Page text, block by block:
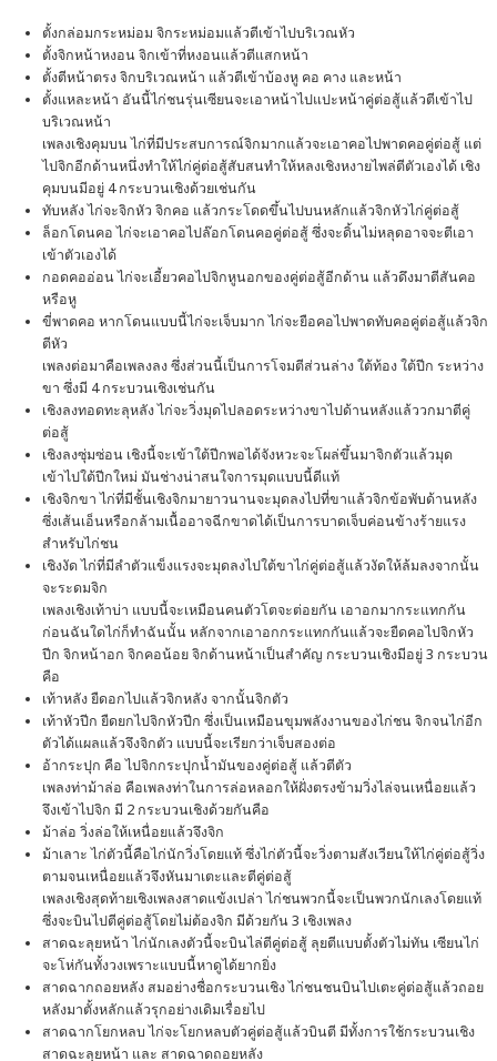
ตั้งกล่อมกระหม่อม จิกระหม่อมแล้วตีเข้าไปบริเวณหัว
ตั้งจิกหน้าหงอน จิกเข้าที่หงอนแล้วตีแสกหน้า
ตั้งตีหน้าตรง จิกบริเวณหน้า แล้วตีเข้าบ้องหู คอ คาง และหน้า
ตั้งแหละหน้า อันนี้ไก่ชนรุ่นเซียนจะเอาหน้าไปแปะหน้าคู่ต่อสู้แล้วตีเข้าไป
บริเวณหน้า
เพลงเชิงคุมบน ไก่ที่มีประสบการณ์จิกมากแล้วจะเอาคอไปพาดคอคู่ต่อสู้ แต่
ไปจิกอีกด้านหนึ่งทำให้ไก่คู่ต่อสู้สับสนทำให้หลงเชิงหงายไพล่ตีตัวเองได้ เชิง
คุมบนมีอยู่ 4 กระบวนเชิงด้วยเช่นกัน
ทับหลัง ไก่จะจิกหัว จิกคอ แล้วกระโดดขึ้นไปบนหลักแล้วจิกหัวไก่คู่ต่อสู้
ล็อกโดนคอ ไก่จะเอาคอไปล๊อกโดนคอคู่ต่อสู้ ซึ่งจะดิ้นไม่หลุดอาจจะตีเอา
เข้าตัวเองได้
กอดคออ่อน ไก่จะเอี้ยวคอไปจิกหูนอกของคู่ต่อสู้อีกด้าน แล้วดึงมาตีสันคอ
หรือหู
ขี่พาดคอ หากโดนแบบนี้ไก่จะเจ็บมาก ไก่จะยือคอไปพาดทับคอคู่ต่อสู้แล้วจิก
ตีหัว
เพลงต่อมาคือเพลงลง ซึ่งส่วนนี้เป็นการโจมตีส่วนล่าง ใต้ท้อง ใต้ปีก ระหว่าง
ขา ซึ่งมี 4 กระบวนเชิงเช่นกัน
เชิงลงทอดทะลุหลัง ไก่จะวิ่งมุดไปลอดระหว่างขาไปด้านหลังแล้ววกมาตีคู่
ต่อสู้
เชิงลงซุ่มซ่อน เชิงนี้จะเข้าใต้ปีกพอได้จังหวะจะโผล่ขึ้นมาจิกตัวแล้วมุด
เข้าไปใต้ปีกใหม่ มันช่างน่าสนใจการมุดแบบนี้ดีแท้
เชิงจิกขา ไก่ที่มีชั้นเชิงจิกมายาวนานจะมุดลงไปที่ขาแล้วจิกข้อพับด้านหลัง
ซึ่งเส้นเอ็นหรือกล้ามเนื้ออาจฉีกขาดได้เป็นการบาดเจ็บค่อนข้างร้ายแรง
สำหรับไก่ชน
เชิงงัด ไก่ที่มีลำตัวแข็งแรงจะมุดลงไปใต้ขาไก่คู่ต่อสู้แล้วงัดให้ล้มลงจากนั้น
จะระดมจิก
เพลงเชิงเท้าบ่า แบบนี้จะเหมือนคนตัวโตจะต่อยกัน เอาอกมากระแทกกัน
ก่อนฉันใดไก่ก็ทำฉันนั้น หลักจากเอาอกกระแทกกันแล้วจะยืดคอไปจิกหัว
ปีก จิกหน้าอก จิกคอน้อย จิกด้านหน้าเป็นสำคัญ กระบวนเชิงมีอยู่ 3 กระบวน
คือ
เท้าหลัง ยืดอกไปแล้วจิกหลัง จากนั้นจิกตัว
เท้าหัวปีก ยืดยกไปจิกหัวปีก ซึ่งเป็นเหมือนขุมพลังงานของไก่ชน จิกจนไก่อีก
ตัวได้แผลแล้วจึงจิกตัว แบบนี้จะเรียกว่าเจ็บสองต่อ
อ้ากระปุก คือ ไปจิกกระปุกน้ำมันของคู่ต่อสู้ แล้วตีตัว
เพลงท่าม้าล่อ คือเพลงท่าในการล่อหลอกให้ฝั่งตรงข้ามวิ่งไล่จนเหนื่อยแล้ว
จึงเข้าไปจิก มี 2 กระบวนเชิงด้วยกันคือ
ม้าล่อ วิ่งล่อให้เหนื่อยแล้วจึงจิก
ม้าเลาะ ไก่ตัวนี้คือไก่นักวิ่งโดยแท้ ซึ่งไก่ตัวนี้จะวิ่งตามสังเวียนให้ไก่คู่ต่อสู้วิ่ง
ตามจนเหนื่อยแล้วจึงหันมาเตะและตีคู่ต่อสู้
เพลงเชิงสุดท้ายเชิงเพลงสาดแข้งเปล่า ไก่ชนพวกนี้จะเป็นพวกนักเลงโดยแท้
ซึ่งจะบินไปตีคู่ต่อสู้โดยไม่ต้องจิก มีด้วยกัน 3 เชิงเพลง
สาดฉะลุยหน้า ไก่นักเลงตัวนี้จะบินไล่ตีคู่ต่อสู้ ลุยตีแบบตั้งตัวไม่ทัน เซียนไก่
จะโห่กันทั้งวงเพราะแบบนี้หาดูได้ยากยิ่ง
สาดฉากถอยหลัง สมอย่างชื่อกระบวนเชิง ไก่ชนชนบินไปเตะคู่ต่อสู้แล้วถอย
หลังมาตั้งหลักแล้วรุกอย่างเดิมเรื่อยไป
สาดฉากโยกหลบ ไก่จะโยกหลบตัวคู่ต่อสู้แล้วบินตี มีทั้งการใช้กระบวนเชิง
สาดฉะลุยหน้า และ สาดฉาดถอยหลัง